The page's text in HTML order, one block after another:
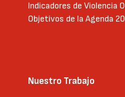
Indicadores de Violencia
Objetivos de la Agenda
Nuestro Trabajo